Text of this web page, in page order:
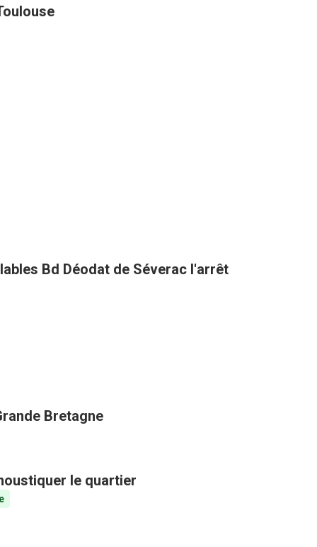
Bd Déodat de Séverac l'arrêt
Bretagne
le quartier